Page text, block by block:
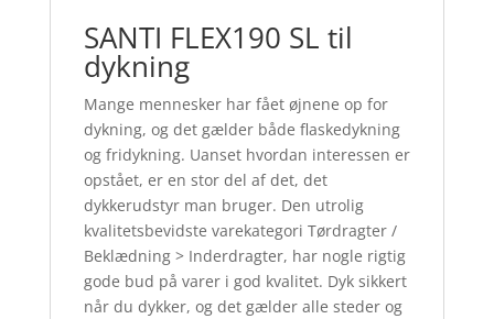
SANTI FLEX190 SL til
dykning
Mange mennesker har fået øjnene op for
dykning, og det gælder både flaskedykning
og fridykning. Uanset hvordan interessen er
opstået, er en stor del af det, det
dykkerudstyr man bruger. Den utrolig
kvalitetsbevidste varekategori Tørdragter /
Beklædning > Inderdragter, har nogle rigtig
gode bud på varer i god kvalitet. Dyk sikkert
når du dykker, og det gælder alle steder og